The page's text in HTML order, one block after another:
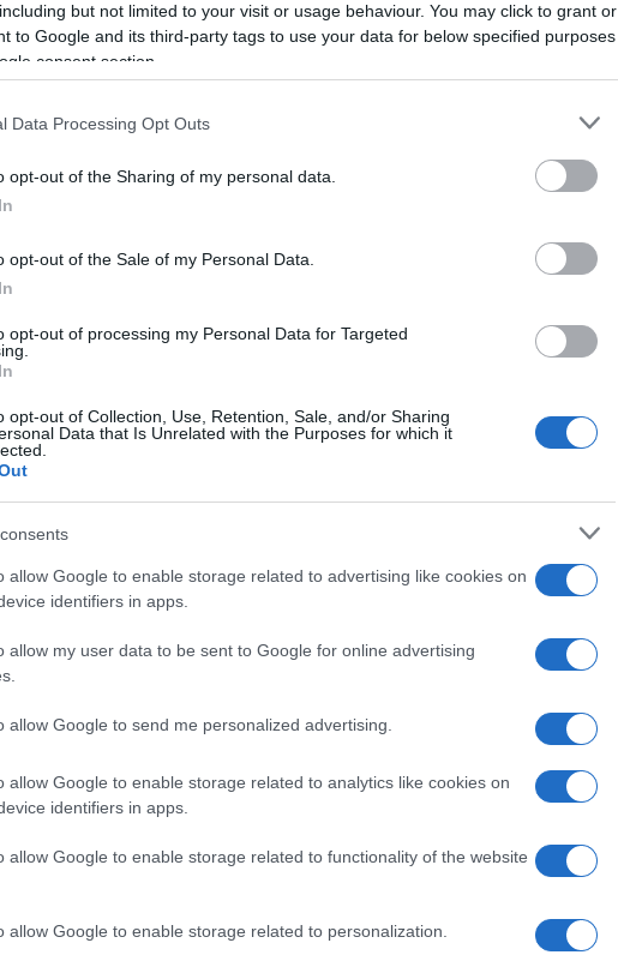
but not limited to your visit or usage behaviour. You may click to grant or
to Google and its third-party tags to use your data for below specified purposes
consent section.
Data Processing Opt Outs
opt-out of the Sharing of my personal data.
opt-out of the Sale of my Personal Data.
opt-out of processing my Personal Data for Targeted
opt-out of Collection, Use, Retention, Sale, and/or Sharing
Data that Is Unrelated with the Purposes for which it
allow Google to enable storage related to advertising like cookies on
identifiers in apps.
allow my user data to be sent to Google for online advertising
allow Google to send me personalized advertising.
allow Google to enable storage related to analytics like cookies on
identifiers in apps.
allow Google to enable storage related to functionality of the website
allow Google to enable storage related to personalization.
Luigi Di Maio ha attaccato la Banca centrale europea
dichiarato
qui per chiudere gli spread. Questa non è la
e altri attori per interventi su questi aspetti”.
Milano a -18%. Un crollo mai visto prima.
doveva aiutarci, ma non solo non ci ha aiutati, ma ha
storia della nostra repubblica. Sono d’accordo con
Successiva
Fiera Nazionale
Alla Galleria Giovanni XXIII
arriva l’autovelox. Multe per chi